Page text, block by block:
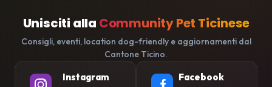
Unisciti alla Community Pet Ticinese
Consigli, eventi, location dog-friendly e aggiornamenti dal
Cantone Ticino.
Instagram Facebook